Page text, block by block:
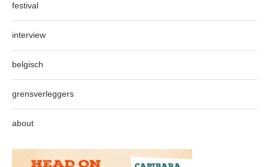
festival
interview
belgisch
grensverleggers
about